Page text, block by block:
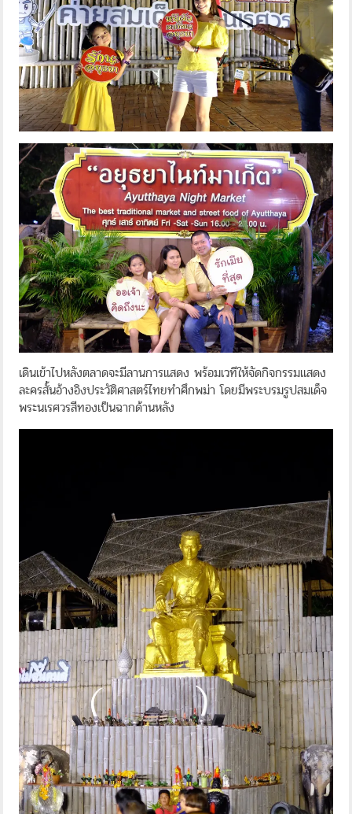
เดินเข้าไปหลังตลาดจะมีลานการแสดง พร้อมเวทีให้จัดกิจกรรมแสดง
ละครสั้นอ้างอิงประวัติศาสตร์ไทยทำศึกพม่า โดยมีพระบรมรูปสมเด็จ
พระนเรศวรสีทองเป็นฉากด้านหลัง